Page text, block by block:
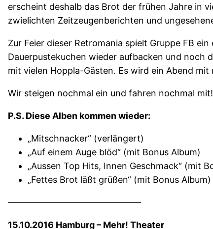
erscheint deshalb das Brot der frühen Jahre in
zwielichten Zeitzeugenberichten und
Zur Feier dieser Retromania spielt Gruppe FB
Dauerpustekuchen wieder aufbacken und noch
mit vielen Hoppla-Gästen. Es wird ein Abend
Wir steigen nochmal ein und fahren nochmal
P.S. Diese Alben kommen wieder:
„Mitschnacker“ (verlängert)
„Auf einem Auge blöd“ (mit Bonus Album)
„Aussen Top Hits, Innen Geschmack“ (mit
„Fettes Brot läßt grüßen“ (mit Bonus Album)
———————————————
15.10.2016 Hamburg – Mehr! Theater